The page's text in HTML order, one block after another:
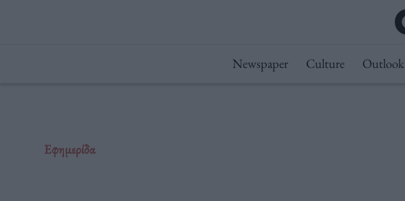
Newspaper Culture Outlook
Εφημερίδα